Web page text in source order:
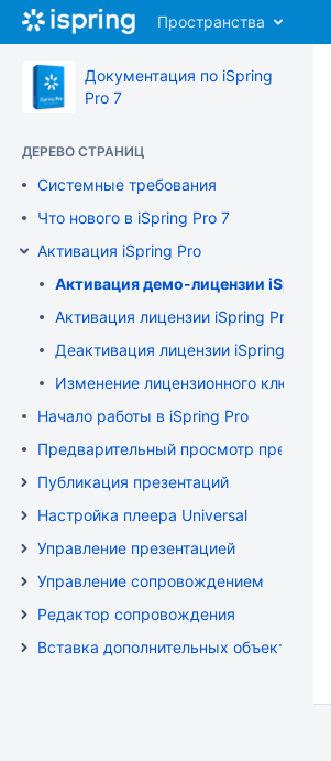
Перейти
содержимому
assistive.skiplink.to.breadcrumbs
assistive.skiplink.to.quick.search
Пространства
Документация по iSpring
Pro 7
ДЕРЕВО СТРАНИЦ
Системные требования
Что нового в iSpring Pro 7
Активация iSpring Pro
Активация демо-лицензии iSpring
Активация лицензии iSpring Pro
Деактивация лицензии iSpring Pro
Изменение лицензионного ключа
Начало работы в iSpring Pro
Предварительный просмотр
Публикация презентаций
Настройка плеера Universal
Управление презентацией
Управление сопровождением
Редактор сопровождения
Вставка дополнительных объектов